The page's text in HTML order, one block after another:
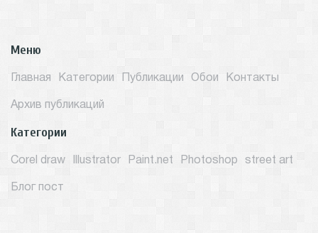
Меню
Главная Категории Публикации Обои Контакты
Архив публикаций
Категории
Corel draw Illustrator Paint.net Photoshop street art
Блог пост